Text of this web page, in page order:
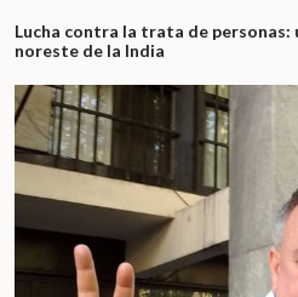
Lucha contra la trata de personas:
noreste de la India